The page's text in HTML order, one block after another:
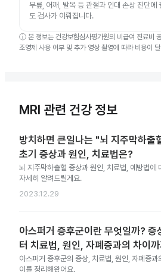
무릎, 어깨, 발목 등 관절과 인대 손상 진단에
도 검사가 이뤄집니다.
ⓘ 본 정보는 건강보험심사평가원의 비급여 진료비
조영제 사용 여부 및 추가 영상 촬영에 따라 비용이
MRI 관련 건강 정보
방치하면 큰일나는 "뇌 지주막하출
초기 증상과 원인, 치료법은?
뇌 지주막하출혈 증상과 원인, 치료법, 예방법에
자세히 알려드릴게요.
2023.12.29
아스퍼거 증후군이란 무엇일까? 증
터 치료법, 원인, 자폐증과의 차이까
아스퍼거 증후군의 증상, 치료법, 원인, 자폐증과
이를 정리해왔어요.